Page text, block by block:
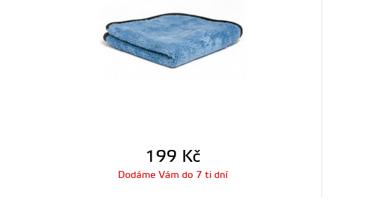
199 Kč
Dodáme Vám do 7 ti dní